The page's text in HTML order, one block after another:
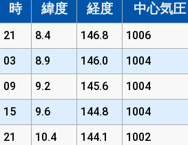
時 緯度 経度 中心気
21 8.4 146.8
1006
03 8.9 146.0
1004
09 9.2 145.6
1004
15 9.6 144.8
1004
21 10.4 144.1
1002